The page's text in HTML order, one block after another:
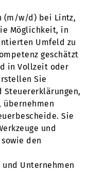
(m/w/d) bei Lintz,
Möglichkeit, in
Umfeld zu
geschätzt
in Vollzeit oder
Sie
Steuererklärungen,
übernehmen
Sie
und
den
und Unternehmen